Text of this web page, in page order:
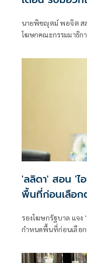
ช่วยลดต้นทุน-
นายพิชญุตม์ พอจิต ส
โฆษกคณะกรรมมาธิก
รัฐบาลภายใต้การนำ
เข้าบริหารประเทศ
และสงครามตะวันออ
'ลลิดา' สอน 'ไ
พื้นที่ก่อนเลือก
รองโฆษกรัฐบาล แจง
กำหนดพื้นที่ก่อนเลือก